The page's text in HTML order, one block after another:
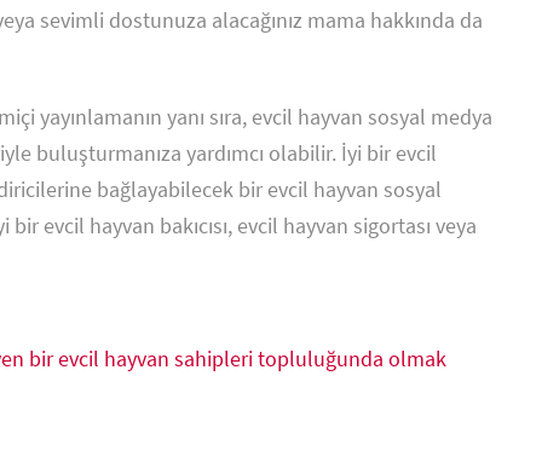
sevimli dostunuza alacağınız mama hakkında da
yayınlamanın yanı sıra, evcil hayvan sosyal medya
buluşturmanıza yardımcı olabilir. İyi bir evcil
bağlayabilecek bir evcil hayvan sosyal
evcil hayvan bakıcısı, evcil hayvan sigortası veya
bir evcil hayvan sahipleri topluluğunda olmak